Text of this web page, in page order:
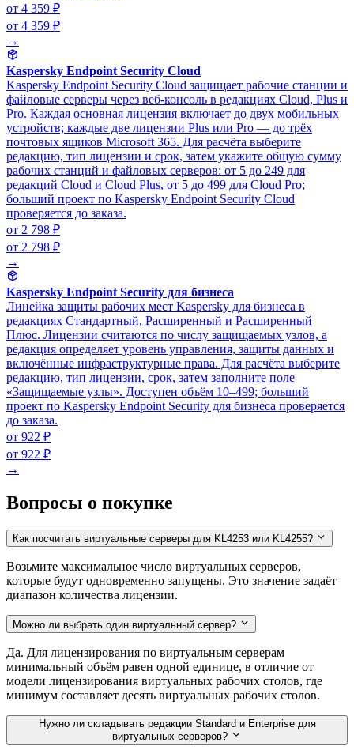
от 4 359 ₽
от 4 359 ₽
→
Kaspersky Endpoint Security Cloud
Kaspersky Endpoint Security Cloud защищает рабочие станции и
файловые серверы через веб-консоль в редакциях Cloud, Plus и
Pro. Каждая основная лицензия включает до двух мобильных
устройств; каждые две лицензии Plus или Pro — до трёх
почтовых ящиков Microsoft 365. Для расчёта выберите
редакцию, тип лицензии и срок, затем укажите общую сумму
рабочих станций и файловых серверов: от 5 до 249 для
редакций Cloud и Cloud Plus, от 5 до 499 для Cloud Pro;
больший проект по Kaspersky Endpoint Security Cloud
проверяется до заказа.
от 2 798 ₽
от 2 798 ₽
→
Kaspersky Endpoint Security для бизнеса
Линейка защиты рабочих мест Kaspersky для бизнеса в
редакциях Стандартный, Расширенный и Расширенный
Плюс. Лицензии считаются по числу защищаемых узлов, а
редакция определяет уровень управления, защиты данных и
включённые инфраструктурные права. Для расчёта выберите
редакцию, тип лицензии, срок, затем заполните поле
«Защищаемые узлы». Доступен объём 10–499; больший
проект по Kaspersky Endpoint Security для бизнеса проверяется
до заказа.
от 922 ₽
от 922 ₽
→
Вопросы о покупке
Как посчитать виртуальные серверы для KL4253 или KL4255?
Возьмите максимальное число виртуальных серверов,
которые будут одновременно запущены. Это значение задаёт
диапазон количества лицензии.
Можно ли выбрать один виртуальный сервер?
Да. Для лицензирования по виртуальным серверам
минимальный объём равен одной единице, в отличие от
модели лицензирования виртуальных рабочих столов, где
минимум составляет десять виртуальных рабочих столов.
Нужно ли складывать редакции Standard и Enterprise для
виртуальных серверов?